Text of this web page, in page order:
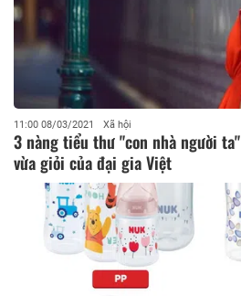
11:00 08/03/2021 Xã hội
3 nàng tiểu thư "con nhà người
vừa giỏi của đại gia Việt